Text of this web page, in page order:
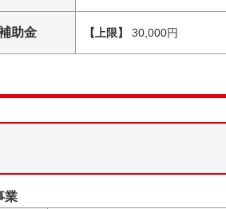
助金 【上限】 30,000円
業